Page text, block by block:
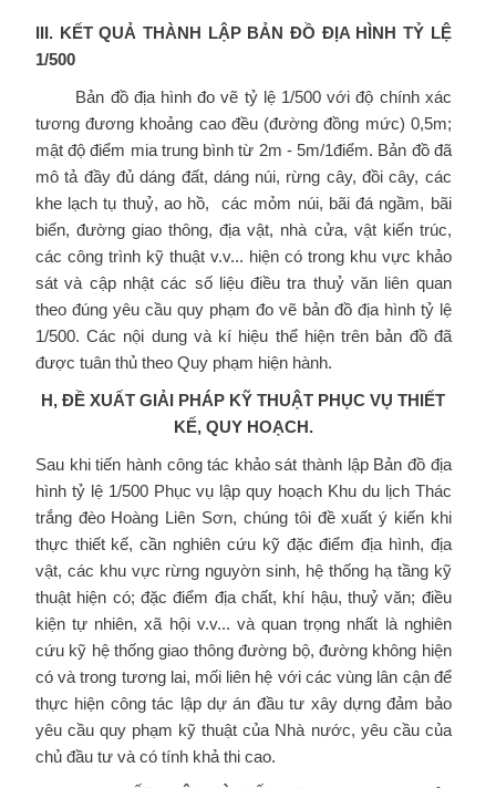
III. KẾT QUẢ THÀNH LẬP BẢN ĐỒ ĐỊA HÌNH TỶ LỆ
1/500
Bản đồ địa hình đo vẽ tỷ lệ 1/500 với độ chính xác
tương đương khoảng cao đều (đường đồng mức) 0,5m;
mật độ điểm mia trung bình từ 2m - 5m/1điểm. Bản đồ đã
mô tả đầy đủ dáng đất, dáng núi, rừng cây, đồi cây, các
khe lạch tụ thuỷ, ao hồ, các mỏm núi, bãi đá ngầm, bãi
biển, đường giao thông, địa vật, nhà cửa, vật kiến trúc,
các công trình kỹ thuật v.v... hiện có trong khu vực khảo
sát và cập nhật các số liệu điều tra thuỷ văn liên quan
theo đúng yêu cầu quy phạm đo vẽ bản đồ địa hình tỷ lệ
1/500. Các nội dung và kí hiệu thể hiện trên bản đồ đã
được tuân thủ theo Quy phạm hiện hành.
H, ĐỀ XUẤT GIẢI PHÁP KỸ THUẬT PHỤC VỤ THIẾT
KẾ, QUY HOẠCH.
Sau khi tiến hành công tác khảo sát thành lập Bản đồ địa
hình tỷ lệ 1/500 Phục vụ lập quy hoạch Khu du lịch Thác
trắng đèo Hoàng Liên Sơn, chúng tôi đề xuất ý kiến khi
thực thiết kế, cần nghiên cứu kỹ đặc điểm địa hình, địa
vật, các khu vực rừng nguyờn sinh, hệ thống hạ tầng kỹ
thuật hiện có; đặc điểm địa chất, khí hậu, thuỷ văn; điều
kiện tự nhiên, xã hội v.v... và quan trọng nhất là nghiên
cứu kỹ hệ thống giao thông đường bộ, đường không hiện
có và trong tương lai, mối liên hệ với các vùng lân cận để
thực hiện công tác lập dự án đầu tư xây dựng đảm bảo
yêu cầu quy phạm kỹ thuật của Nhà nước, yêu cầu của
chủ đầu tư và có tính khả thi cao.